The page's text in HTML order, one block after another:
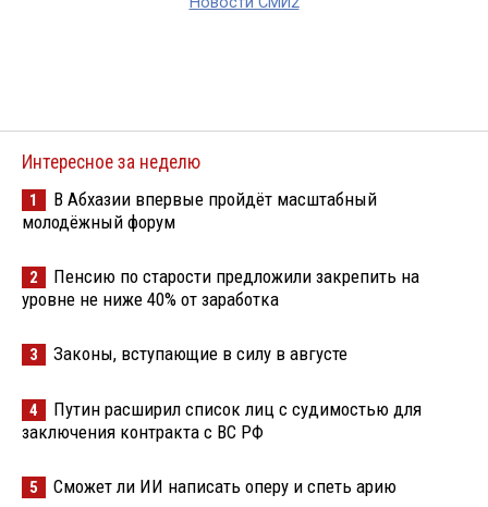
Интересное за неделю
1
В Абхазии впервые пройдёт масштабный
молодёжный форум
2
Пенсию по старости предложили закрепить на
уровне не ниже 40% от заработка
3 Законы, вступающие в силу в августе
4
Путин расширил список лиц с судимостью для
заключения контракта с ВС РФ
5 Сможет ли ИИ написать оперу и спеть арию